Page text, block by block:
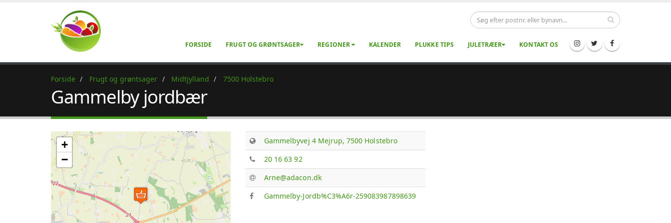
FORSIDE FRUGT OG GRØNTSAGER REGIONER KALENDER PLUKKE TIPS JULETRÆER KONTAKT OS
Forside Frugt og grøntsager Midtjylland 7500 Holstebro
Gammelby jordbær
Gammelbyvej 4 Mejrup, 7500 Holstebro
20 16 63 92
Arne@adacon.dk
Gammelby-Jordb%C3%A6r-259083987898639
+
−